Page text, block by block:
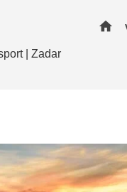
| Zadar
home